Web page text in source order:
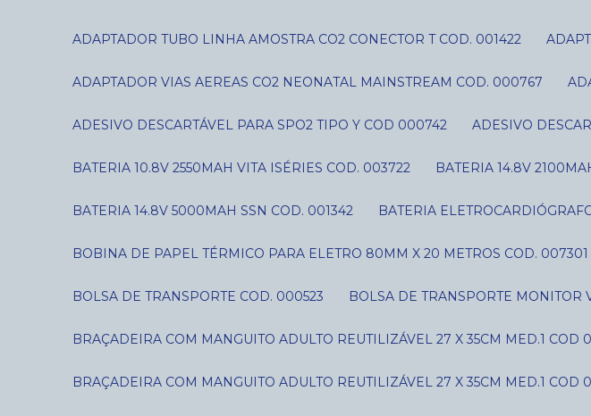
ADAPTADOR TUBO LINHA AMOSTRA CO2 CONECTOR T COD. 001422
ADAPTADOR VIAS AEREAS CO2 NEONATAL MAINSTREAM COD. 000767
ADESIVO DESCARTÁVEL PARA SPO2 TIPO Y COD 000742 ADESIVO
BATERIA 10.8V 2550MAH VITA ISÉRIES COD. 003722 BATERIA 14.8V
BATERIA 14.8V 5000MAH SSN COD. 001342 BATERIA
BOBINA DE PAPEL TÉRMICO PARA ELETRO 80MM X 20 METROS COD. 007301
BOLSA DE TRANSPORTE COD. 000523 BOLSA DE TRANSPORTE
BRAÇADEIRA COM MANGUITO ADULTO REUTILIZÁVEL 27 X 35CM MED.1 COD
BRAÇADEIRA COM MANGUITO ADULTO REUTILIZÁVEL 27 X 35CM MED.1 COD